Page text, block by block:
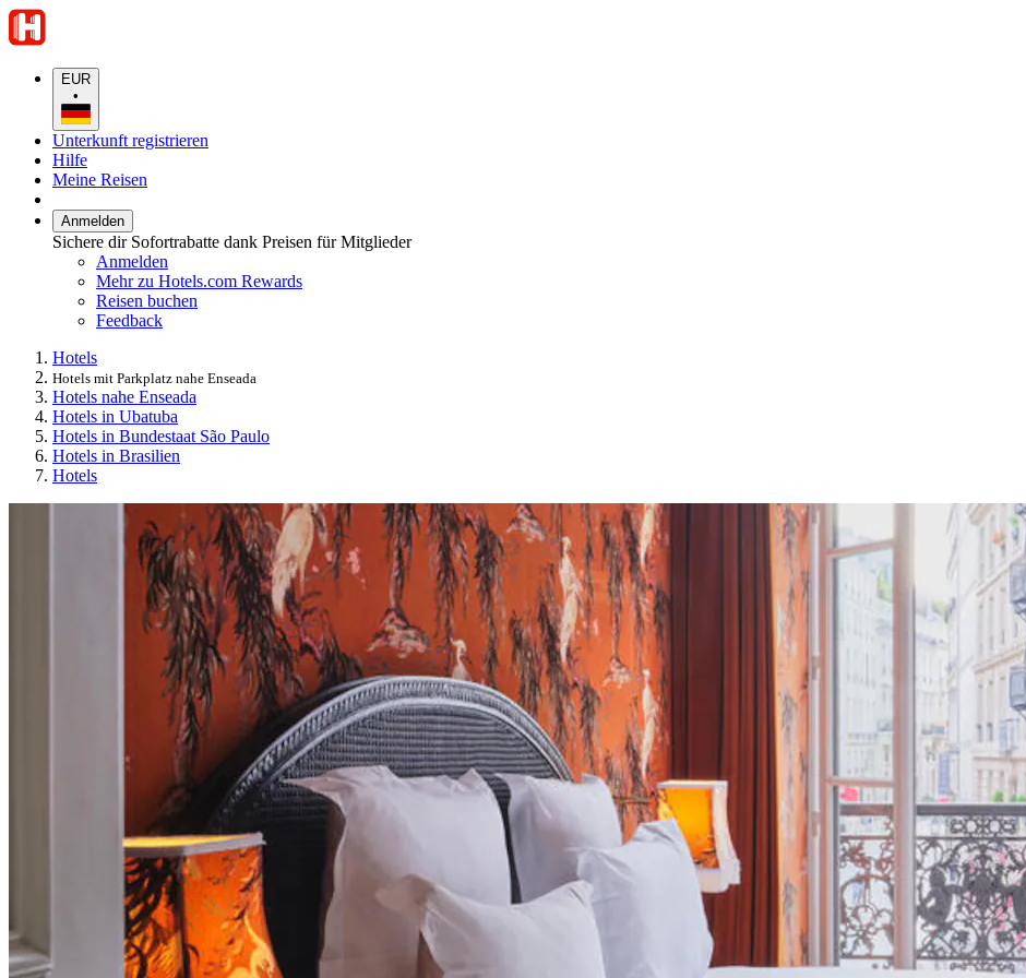
EUR
•
Unterkunft registrieren
Hilfe
Meine Reisen
Anmelden
Sichere dir Sofortrabatte dank Preisen für Mitglieder
Anmelden
Mehr zu Hotels.com Rewards
Reisen buchen
Feedback
Hotels
Hotels mit Parkplatz nahe Enseada
Hotels nahe Enseada
Hotels in Ubatuba
Hotels in Bundestaat São Paulo
Hotels in Brasilien
Hotels